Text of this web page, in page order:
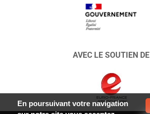
AVEC LE SOUTIEN DE
En poursuivant votre navigation